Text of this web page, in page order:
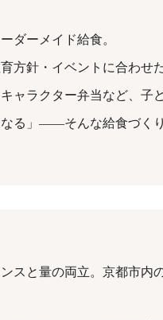
ダーメイド給食。
方針・イベントに合わせ
ャラクター弁当など、子
る」——そんな給食づく
スと量の両立。京都市内